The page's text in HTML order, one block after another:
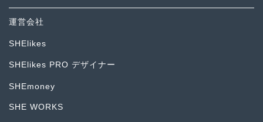
運営会社
SHElikes
SHElikes PRO デザイナー
SHEmoney
SHE WORKS